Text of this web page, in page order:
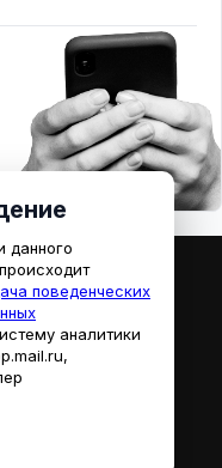
данного
поведенческих
аналитики